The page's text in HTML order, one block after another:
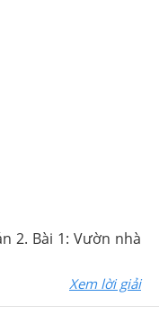
2. Bài 1: Vườn nhà
Xem lời giải